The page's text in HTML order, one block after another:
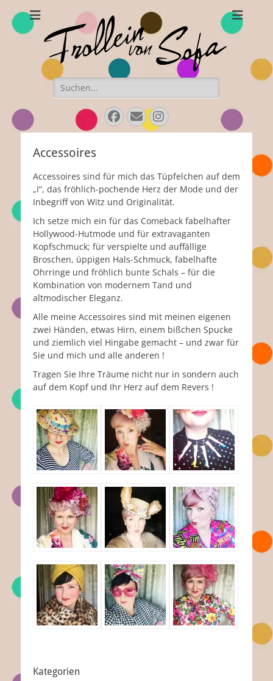
Frollein von Sofa
Handgefertigte Hüte und Accessoires
Suchen
nach:
Facebook
EmailInstagram
Accessoires
Accessoires sind für mich das Tüpfelchen auf dem
„I“, das fröhlich-pochende Herz der Mode und der
Inbegriff von Witz und Originalität.
Ich setze mich ein für das Comeback fabelhafter
Hollywood-Hutmode und für extravaganten
Kopfschmuck; für verspielte und auffällige
Broschen, üppigen Hals-Schmuck, fabelhafte
Ohrringe und fröhlich bunte Schals – für die
Kombination von modernem Tand und
altmodischer Eleganz.
Alle meine Accessoires sind mit meinen eigenen
zwei Händen, etwas Hirn, einem bißchen Spucke
und ziemlich viel Hingabe gemacht – und zwar für
Sie und mich und alle anderen !
Tragen Sie Ihre Träume nicht nur in sondern auch
auf dem Kopf und Ihr Herz auf dem Revers !
Kategorien